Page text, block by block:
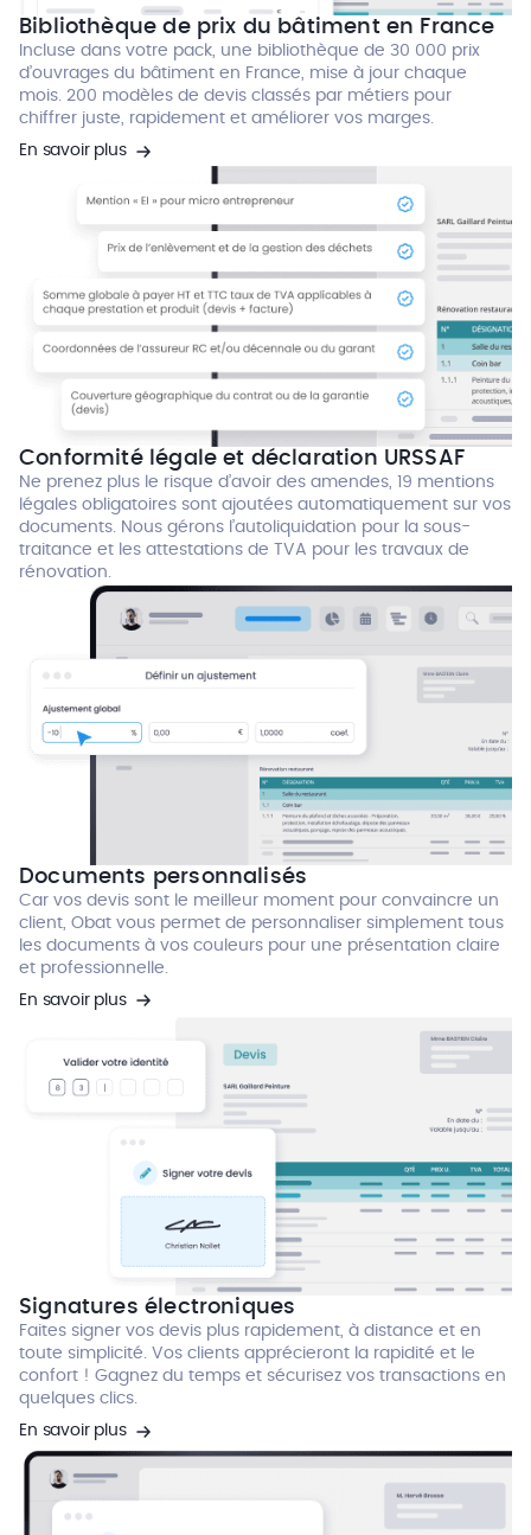
Bibliothèque de prix du bâtiment en France
Incluse dans votre pack, une bibliothèque de 30 000 prix
d’ouvrages du bâtiment en France, mise à jour chaque
mois. 200 modèles de devis classés par métiers pour
chiffrer juste, rapidement et améliorer vos marges.
En savoir plus
Conformité légale et déclaration URSSAF
Ne prenez plus le risque d’avoir des amendes, 19 mentions
légales obligatoires sont ajoutées automatiquement sur vos
documents. Nous gérons l’autoliquidation pour la sous-
traitance et les attestations de TVA pour les travaux de
rénovation.
Documents personnalisés
Car vos devis sont le meilleur moment pour convaincre un
client, Obat vous permet de personnaliser simplement tous
les documents à vos couleurs pour une présentation claire
et professionnelle.
En savoir plus
Signatures électroniques
Faites signer vos devis plus rapidement, à distance et en
toute simplicité. Vos clients apprécieront la rapidité et le
confort ! Gagnez du temps et sécurisez vos transactions en
quelques clics.
En savoir plus